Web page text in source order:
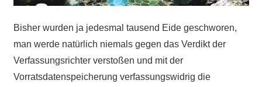
Bisher wurden ja jedesmal tausend Eide geschworen,
man werde natürlich niemals gegen das Verdikt der
Verfassungsrichter verstoßen und mit der
Vorratsdatenspeicherung verfassungswidrig die